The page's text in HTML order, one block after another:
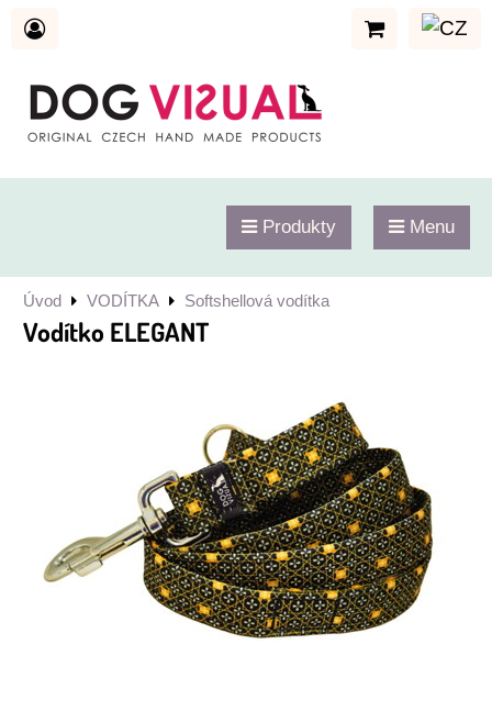
Produkty Menu
Úvod VODÍTKA Softshellová vodítka
Vodítko ELEGANT